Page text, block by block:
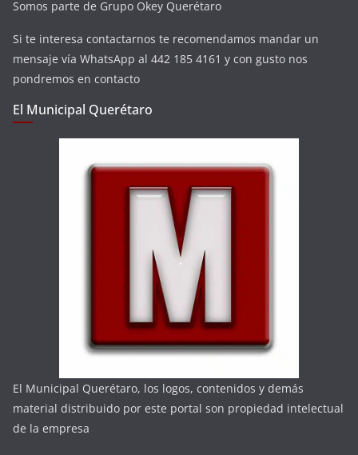
Somos parte de Grupo Okey Querétaro
Si te interesa contactarnos te recomendamos mandar un
mensaje vía WhatsApp al 442 185 4161 y con gusto nos
pondremos en contacto
El Municipal Querétaro
El Municipal Querétaro, los logos, contenidos y demás
material distribuido por este portal son propiedad intelectual
de la empresa